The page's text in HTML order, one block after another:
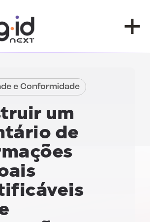
e Conformidade
um
de